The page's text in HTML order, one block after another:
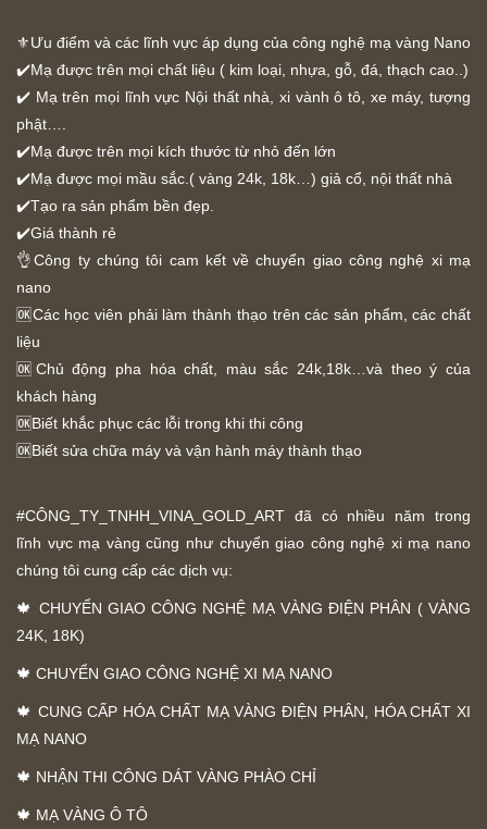
⚜️Ưu điểm và các lĩnh vực áp dụng của công nghệ mạ vàng Nano
✔️Mạ được trên mọi chất liệu ( kim loại, nhựa, gỗ, đá, thạch cao..)
✔️ Mạ trên mọi lĩnh vực Nội thất nhà, xi vành ô tô, xe máy, tượng
phật….
✔️Mạ được trên mọi kích thước từ nhỏ đến lớn
✔️Mạ được mọi mầu sắc.( vàng 24k, 18k…) giả cổ, nội thất nhà
✔️Tạo ra sản phẩm bền đẹp.
✔️Giá thành rẻ
👌Công ty chúng tôi cam kết về chuyển giao công nghệ xi mạ
nano
🆗Các học viên phải làm thành thạo trên các sản phẩm, các chất
liệu
🆗Chủ động pha hóa chất, màu sắc 24k,18k…và theo ý của
khách hàng
🆗Biết khắc phục các lỗi trong khi thi công
🆗Biết sửa chữa máy và vận hành máy thành thạo
#CÔNG_TY_TNHH_VINA_GOLD_ART đã có nhiều năm trong
lĩnh vực mạ vàng cũng như chuyển giao công nghệ xi mạ nano
chúng tôi cung cấp các dịch vụ:
🍁 CHUYỂN GIAO CÔNG NGHỆ MẠ VÀNG ĐIỆN PHÂN ( VÀNG
24K, 18K)
🍁 CHUYỂN GIAO CÔNG NGHỆ XI MẠ NANO
🍁 CUNG CẤP HÓA CHẤT MẠ VÀNG ĐIỆN PHÂN, HÓA CHẤT XI
MẠ NANO
🍁 NHẬN THI CÔNG DÁT VÀNG PHÀO CHỈ
🍁 MẠ VÀNG Ô TÔ